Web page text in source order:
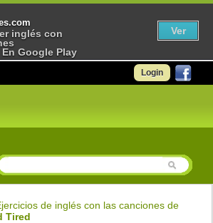
Login
de inglés con las canciones de
Tired
inglés con
Google Play
Ver